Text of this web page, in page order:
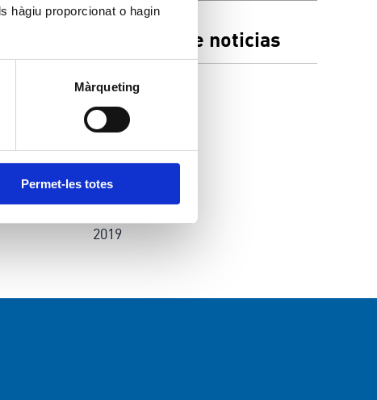
hàgiu proporcionat o hagin
Màrqueting
Permet-les totes
Histórico de noticias
2025
2024
2023
2022
2021
2020
2019